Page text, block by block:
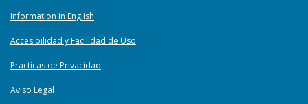
Information in English
Accesibilidad y Facilidad de Uso
Prácticas de Privacidad
Aviso Legal